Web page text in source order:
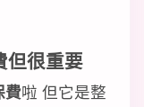
但很重要
費啦 但它是整